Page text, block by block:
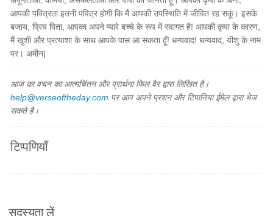
आपकी पवित्रता इतनी पवित्र होगी कि मैं आपकी उपस्थिति में जीवित रह सकूं। इसके
बजाय, प्रिय पिता, आपका अपने प्यारे बच्चे के रूप में स्वागत है! आपकी कृपा के कारण,
मैं खुशी और प्रत्याशा के साथ आपके पास आ सकता हूँ! धन्यवाद! धन्यवाद, यीशु के नाम
पर। अमीन|
आज का वचन का आत्मचिंतन और प्रार्थना फिल वैर द्वारा लिखित है।
help@verseoftheday.com पर आप अपने प्रशन और टिपानिया ईमेल द्वारा भेज
सकते है।
टिप्पणियाँ
सदस्यता लें